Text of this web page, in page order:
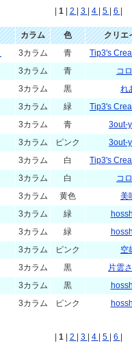
1 2 3 4 5 6
カラム 色 クリエ
3カラム 青 Tip3's
3カラム 青 コ
3カラム 黒 れ
3カラム 緑 Tip3's
3カラム 青 3out-
3カラム ピンク 3out-
3カラム 白 Tip3's
3カラム 白 コ
3カラム 黄色 美
3カラム 緑
3カラム 緑
3カラム ピンク 空
3カラム 黒 片雲
3カラム 黒
3カラム ピンク
1 2 3 4 5 6